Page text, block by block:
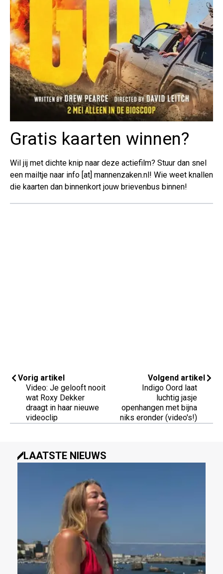
Gratis kaarten winnen?
Wil jij met dichte knip naar deze actiefilm? Stuur dan snel
een mailtje naar info [at] mannenzaken.nl! Wie weet knallen
die kaarten dan binnenkort jouw brievenbus binnen!
Vorig artikel
Video: Je gelooft nooit
wat Roxy Dekker
draagt in haar nieuwe
videoclip
Volgend artikel
Indigo Oord laat
luchtig jasje
openhangen met bijna
niks eronder (video's!)
LAATSTE NIEUWS